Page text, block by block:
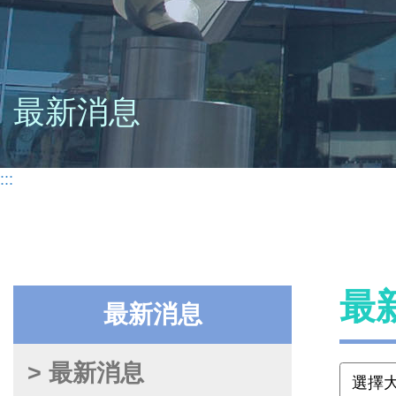
最新消息
:::
最新消息
> 最新消息
最